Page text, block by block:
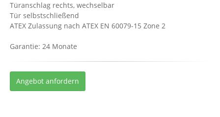
Türanschlag rechts, wechselbar
Tür selbstschließend
ATEX Zulassung nach ATEX EN 60079-15 Zone 2
Garantie: 24 Monate
Angebot anfordern